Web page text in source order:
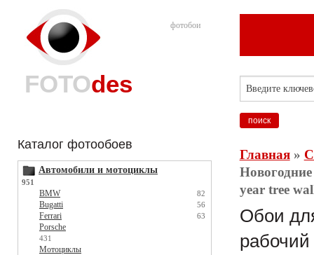
фотобои
FOTOdes
Каталог фотообоев
Автомобили и мотоциклы
951
BMW 82
Bugatti 56
Ferrari 63
Porsche
431
Мотоциклы
Главная»
year tree
Обои
рабочий